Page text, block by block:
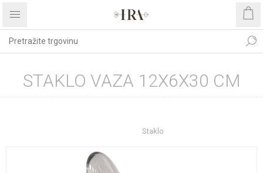
STAKLO VAZA 12X6X30 CM
Staklo